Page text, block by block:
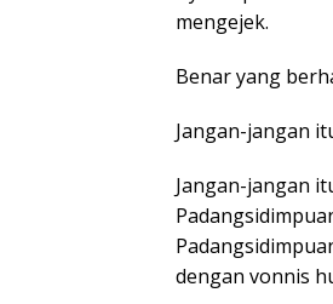
mengejek.
Benar yang
Jangan-jangan
Jangan-jangan
dengan vonnis